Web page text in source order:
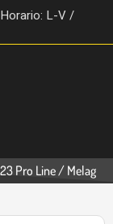
L-V /
Pro Line / Melag